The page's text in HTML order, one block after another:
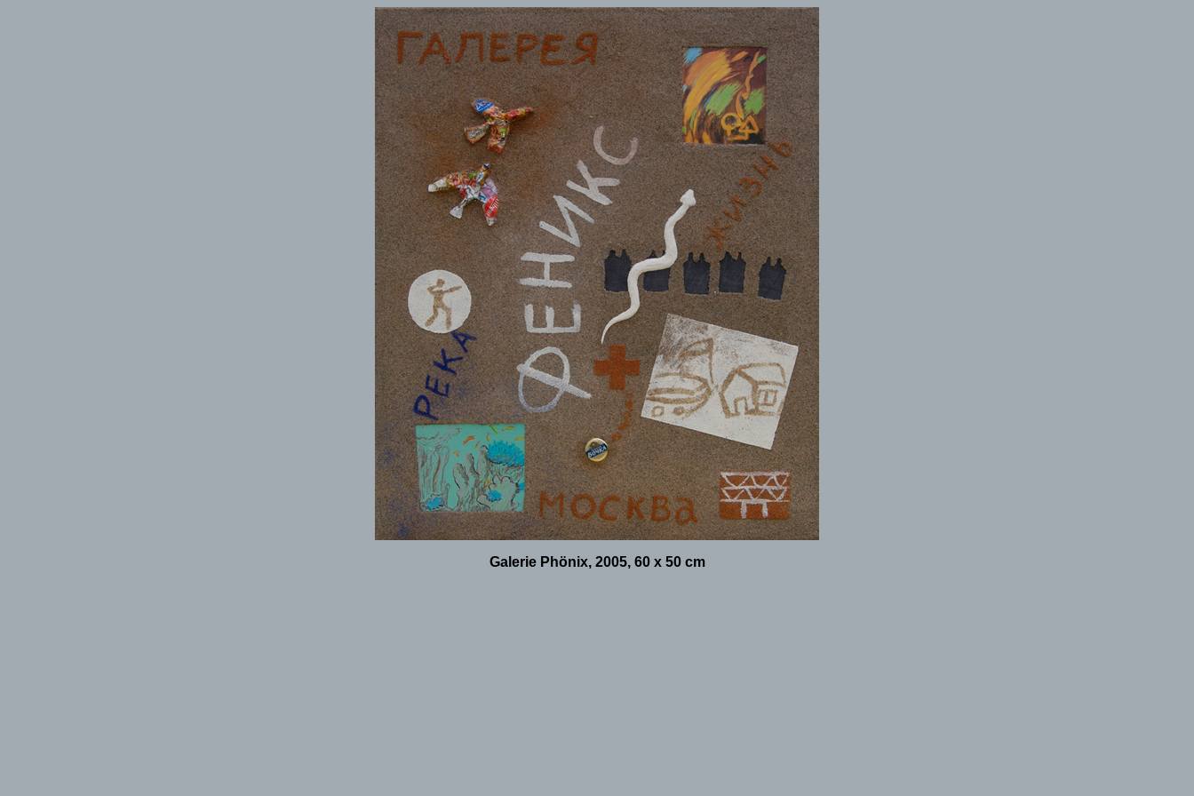
Galerie Phönix, 2005, 60 x 50 cm